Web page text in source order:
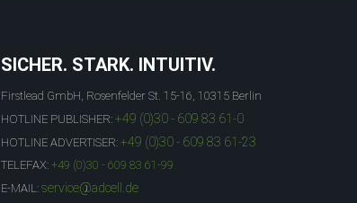
SICHER. STARK. INTUITIV.
Firstlead GmbH, Rosenfelder St. 15-16, 10315 Berlin
HOTLINE PUBLISHER: +49 (0)30 - 609 83 61-0
HOTLINE ADVERTISER: +49 (0)30 - 609 83 61-23
TELEFAX: +49 (0)30 - 609 83 61-99
E-MAIL: service@adcell.de